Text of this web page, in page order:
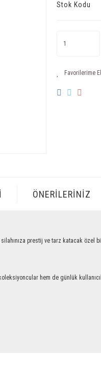
Stok Kodu
ÖNERILERINIZ
prestij ve tarz katacak özel
hem de günlük